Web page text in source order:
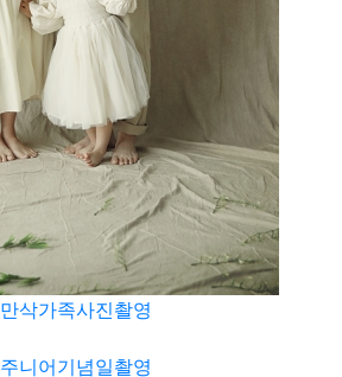
만삭가족사진촬영
주니어기념일촬영